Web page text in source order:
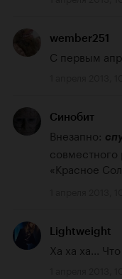
wember251
С первым
Синобит
Внезапно:
«Красное
Lightweight
Ха ха ха...